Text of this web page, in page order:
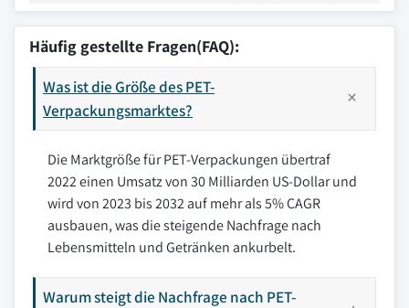
Häufig gestellte Fragen(FAQ):
Was ist die Größe des PET-
Verpackungsmarktes?
Die Marktgröße für PET-Verpackungen übertraf
2022 einen Umsatz von 30 Milliarden US-Dollar und
wird von 2023 bis 2032 auf mehr als 5% CAGR
ausbauen, was die steigende Nachfrage nach
Lebensmitteln und Getränken ankurbelt.
Warum steigt die Nachfrage nach PET-